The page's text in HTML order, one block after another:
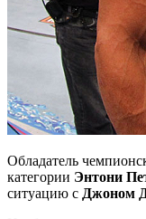
Обладатель
категории Энтони
ситуацию с Джоном